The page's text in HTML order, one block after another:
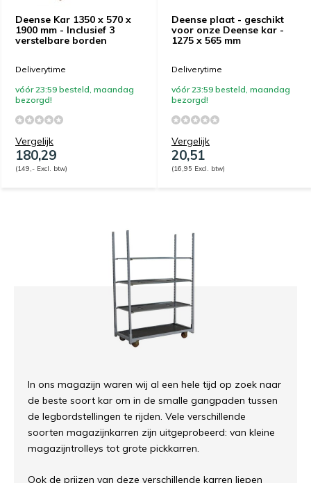
Deense Kar 1350 x 570 x
1900 mm - Inclusief 3
verstelbare borden
Deliverytime
vóór 23:59 besteld, maandag
bezorgd!
Vergelijk
180,29
(149,- Excl. btw)
Deense plaat - geschikt
voor onze Deense kar -
1275 x 565 mm
Deliverytime
vóór 23:59 besteld, maandag
bezorgd!
Vergelijk
20,51
(16,95 Excl. btw)
In ons magazijn waren wij al een hele tijd op zoek naar
de beste soort kar om in de smalle gangpaden tussen
de legbordstellingen te rijden. Vele verschillende
soorten magazijnkarren zijn uitgeprobeerd: van kleine
magazijntrolleys tot grote pickkarren.
Ook de prijzen van deze verschillende karren liepen